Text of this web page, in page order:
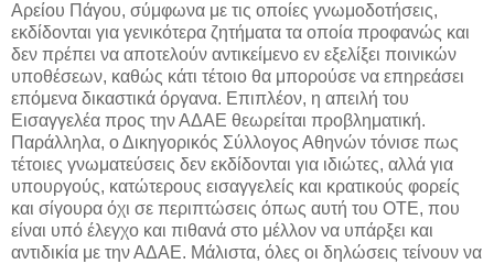
Αρείου Πάγου, σύμφωνα με τις οποίες γνωμοδοτήσεις,
εκδίδονται για γενικότερα ζητήματα τα οποία προφανώς και
δεν πρέπει να αποτελούν αντικείμενο εν εξελίξει ποινικών
υποθέσεων, καθώς κάτι τέτοιο θα μπορούσε να επηρεάσει
επόμενα δικαστικά όργανα. Επιπλέον, η απειλή του
Εισαγγελέα προς την ΑΔΑΕ θεωρείται προβληματική.
Παράλληλα, ο Δικηγορικός Σύλλογος Αθηνών τόνισε πως
τέτοιες γνωματεύσεις δεν εκδίδονται για ιδιώτες, αλλά για
υπουργούς, κατώτερους εισαγγελείς και κρατικούς φορείς
και σίγουρα όχι σε περιπτώσεις όπως αυτή του ΟΤΕ, που
είναι υπό έλεγχο και πιθανά στο μέλλον να υπάρξει και
αντιδικία με την ΑΔΑΕ. Μάλιστα, όλες οι δηλώσεις τείνουν να